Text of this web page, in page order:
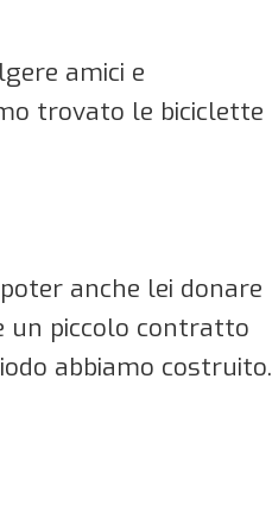
amici e
trovato le biciclette
anche lei donare
un piccolo contratto
abbiamo costruito.